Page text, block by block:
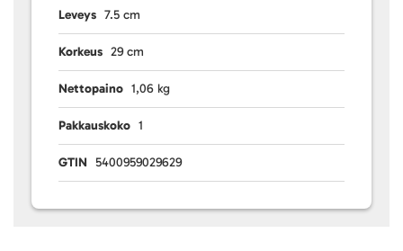
Leveys 7.5 cm
Korkeus 29 cm
Nettopaino 1,06 kg
Pakkauskoko 1
GTIN 5400959029629